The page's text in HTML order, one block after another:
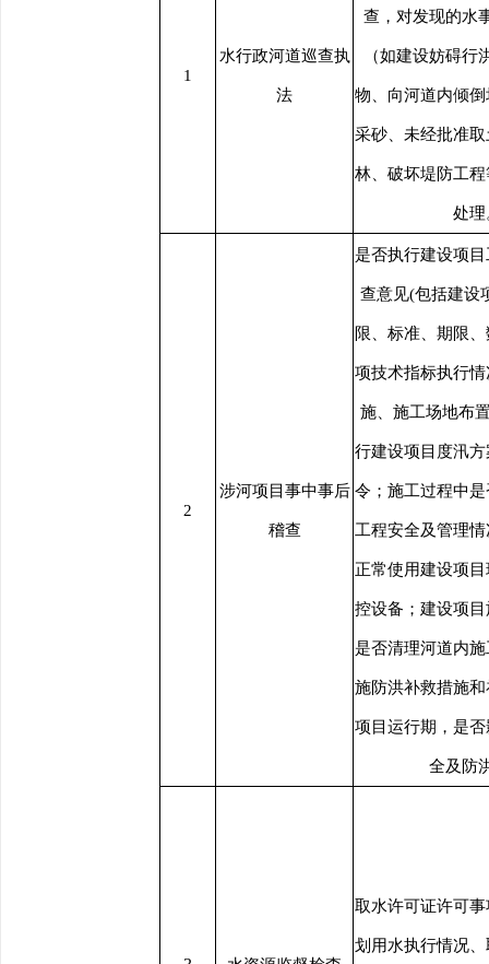
1
水行政河道巡查执
法
查，对发现的水
（如建设妨碍行
物、向河道内倾
采砂、未经批准
林、破坏堤防工
处理
2
涉河项目事中事后
稽查
是否执行建设项
查意见(包括建设
限、标准、期限
项技术指标执行
施、施工场地布
行建设项目度汛
令；施工过程中
工程安全及管理
正常使用建设项
控设备；建设项
是否清理河道内
施防洪补救措施
项目运行期，是
全及防
取水许可证许可
划用水执行情况